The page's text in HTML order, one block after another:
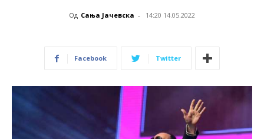
Од Сања Јачевска - 14:20 14.05.2022
Facebook Twitter